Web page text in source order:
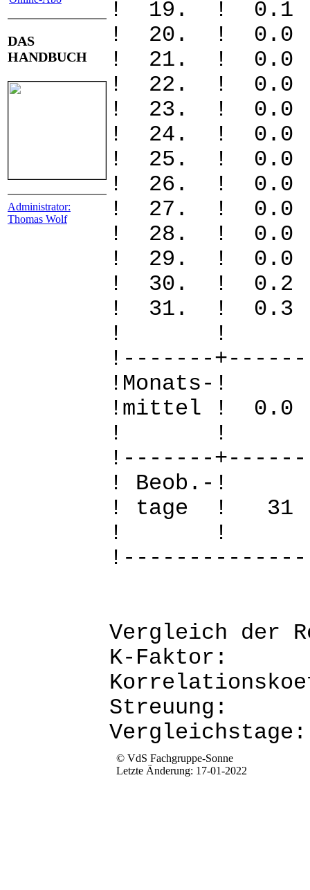
DAS
HANDBUCH
Administrator:
Thomas Wolf
! 19. !
! 20. !
! 21. !
! 22. !
! 23. !
! 24. !
! 25. !
! 26. !
! 27. !
! 28. !
! 29. !
! 30. !
! 31. !
!
!-------
!mittel !
!
!-------
!
! tage !
!
Vergleich der
K-
© VdS Fachgruppe-Sonne
Letzte Änderung: 17-01-2022